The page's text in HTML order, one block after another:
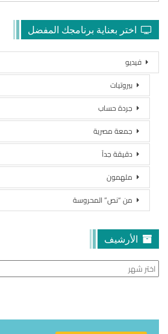
اختر بعناية برنامجك المفضل
فيديو
بيروتيات
جردة حساب
جمعة مصرية
دقيقة جداً
ملهمون
من “نص” المحروسة
الأرشيف
الأرشيف